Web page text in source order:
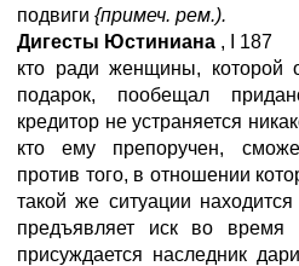
подвиги {примеч. рем.).
Дигесты Юстиниана ,
187
кто ради женщины, которой
подарок, пообещал
кредитор не устраняется
кто ему препоручен,
против того, в отношении
такой же ситуации
предъявляет иск во
присуждается наследник